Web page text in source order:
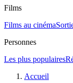
Films
Films au cinéma
Personnes
Les plus populaires
Accueil